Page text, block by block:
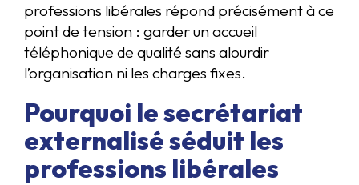
professions libérales répond précisément à ce
point de tension : garder un accueil
téléphonique de qualité sans alourdir
l’organisation ni les charges fixes.
Pourquoi le secrétariat
externalisé séduit les
professions libérales